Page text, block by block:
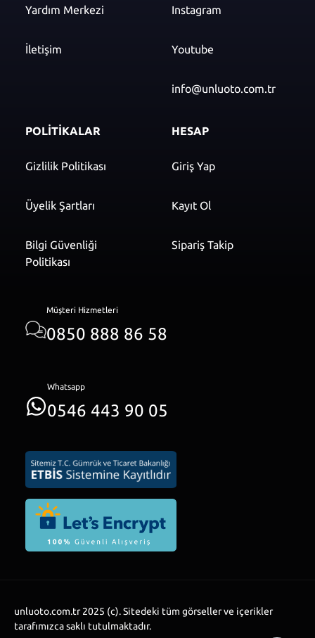
Yardım Merkezi
İletişim
Instagram
Youtube
info@unluoto.com.tr
POLİTİKALAR
Gizlilik Politikası
Üyelik Şartları
Bilgi Güvenliği
Politikası
HESAP
Giriş Yap
Kayıt Ol
Sipariş Takip
Müşteri Hizmetleri
0850 888 86 58
Whatsapp
0546 443 90 05
unluoto.com.tr 2025 (c). Sitedeki tüm görseller ve içerikler
tarafımızca saklı tutulmaktadır.